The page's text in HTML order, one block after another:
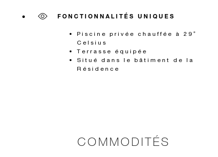
FONCTIONNALITÉS UNIQUES
Piscine privée chauffée à 29°
Celsius
Terrasse équipée
Situé dans le bâtiment de la
Résidence
COMMODITÉS